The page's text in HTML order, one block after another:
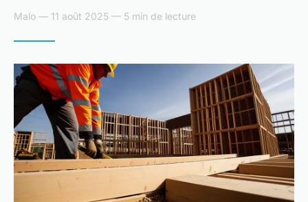
Malo — 11 août 2025 — 5 min de lecture